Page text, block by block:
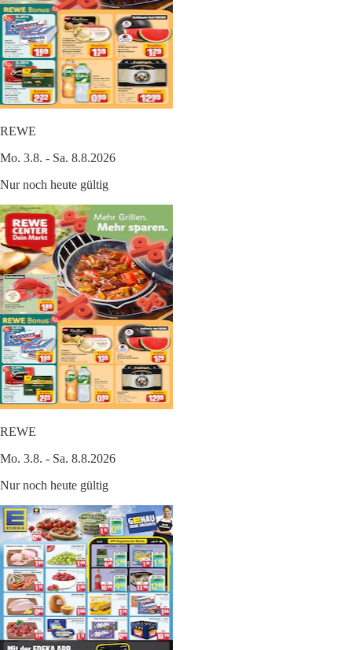
REWE
Mo. 3.8. - Sa. 8.8.2026
Nur noch heute gültig
REWE
Mo. 3.8. - Sa. 8.8.2026
Nur noch heute gültig